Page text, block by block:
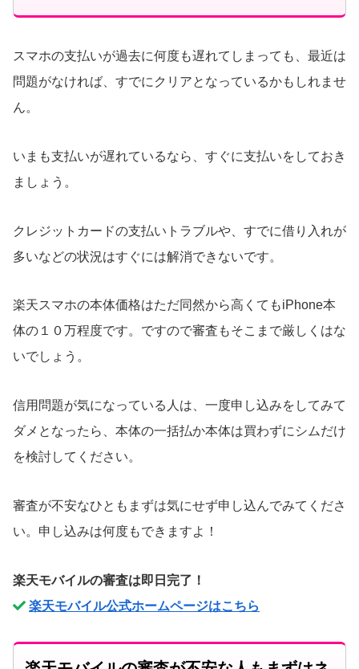
スマホの支払いが過去に何度も遅れてしまっても、最近は
問題がなければ、すでにクリアとなっているかもしれませ
ん。
いまも支払いが遅れているなら、すぐに支払いをしておき
ましょう。
クレジットカードの支払いトラブルや、すでに借り入れが
多いなどの状況はすぐには解消できないです。
楽天スマホの本体価格はただ同然から高くてもiPhone本
体の１０万程度です。ですので審査もそこまで厳しくはな
いでしょう。
信用問題が気になっている人は、一度申し込みをしてみて
ダメとなったら、本体の一括払か本体は買わずにシムだけ
を検討してください。
審査が不安なひともまずは気にせず申し込んでみてくださ
い。申し込みは何度もできますよ！
楽天モバイルの審査は即日完了！
楽天モバイル公式ホームページはこちら